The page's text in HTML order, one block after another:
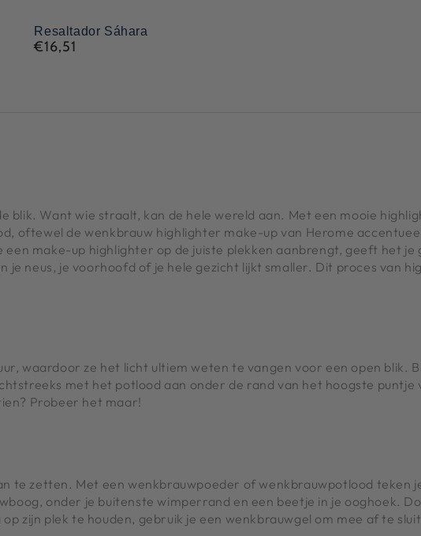
Resaltador
Sáhara
Resaltador Sáhara
Precio
€16,51
blik. Want wie straalt, kan de hele wereld aan. Met een mooie
oftewel de wenkbrauw highlighter make-up van Herome
make-up highlighter op de juiste plekken aanbrengt, geeft het je
neus, je voorhoofd of je hele gezicht lijkt smaller. Dit proces van
waardoor ze het licht ultiem weten te vangen voor een open blik.
met het potlood aan onder de rand van het hoogste puntje
Probeer het maar!
te zetten. Met een wenkbrauwpoeder of wenkbrauwpotlood teken
onder je buitenste wimperrand en een beetje in je ooghoek.
zijn plek te houden, gebruik je een wenkbrauwgel om mee af te